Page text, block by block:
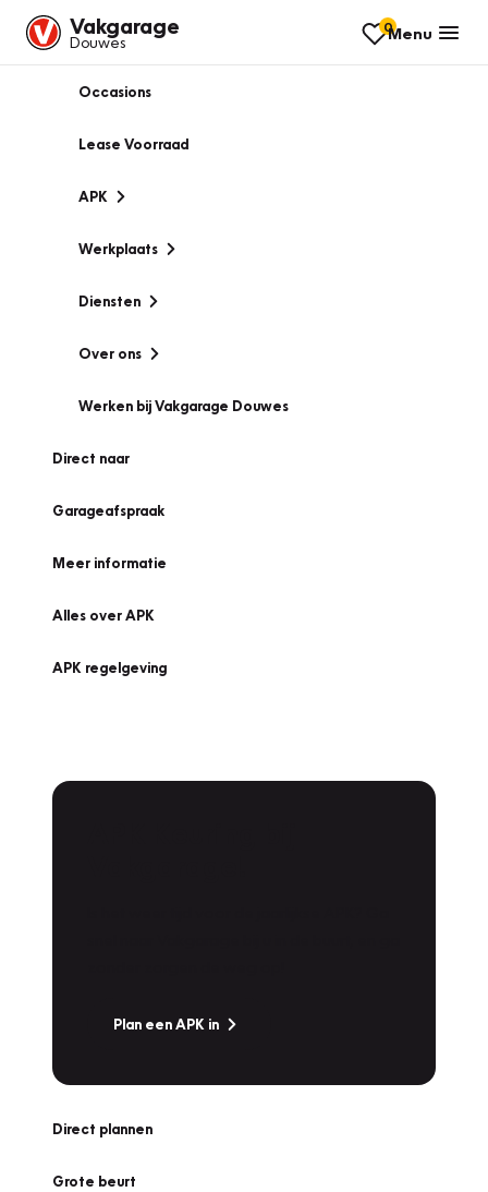
Vakgarage
Douwes
0Menu
Occasions
Lease Voorraad
APK
Werkplaats
Diensten
Over ons
Werken bij Vakgarage Douwes
Direct naar
Garageafspraak
Meer informatie
Alles over APK
APK regelgeving
Plan een APK in
Direct plannen
Grote beurt